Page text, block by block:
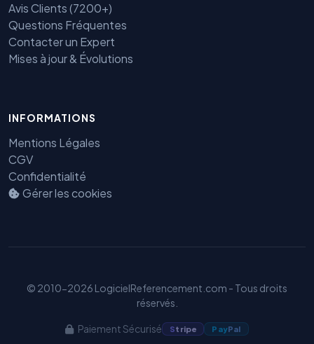
Avis Clients (7200+)
Questions Fréquentes
Contacter un Expert
Mises à jour & Évolutions
INFORMATIONS
Mentions Légales
CGV
Confidentialité
Gérer les cookies
© 2010-2026 LogicielReferencement.com - Tous droits
réservés.
Paiement Sécurisé Stripe PayPal